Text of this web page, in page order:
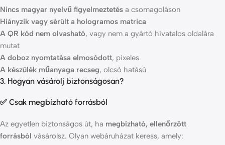
Nincs magyar nyelvű figyelmeztetés a csomagoláson
Hiányzik vagy sérült a hologramos matrica
A QR kód nem olvasható, vagy nem a gyártó hivatalos oldalára
mutat
A doboz nyomtatása elmosódott, pixeles
A készülék műanyaga recseg, olcsó hatású
3. Hogyan vásárolj biztonságosan?
✅ Csak megbízható forrásból
Az egyetlen biztonságos út, ha megbízható, ellenőrzött
forrásból vásárolsz. Olyan webáruházat keress, amely: